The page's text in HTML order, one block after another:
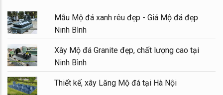
Mẫu Mộ đá xanh rêu đẹp - Giá Mộ đá đẹp
Ninh Bình
Xây Mộ đá Granite đẹp, chất lượng cao tại
Ninh Bình
Thiết kế, xây Lăng Mộ đá tại Hà Nội